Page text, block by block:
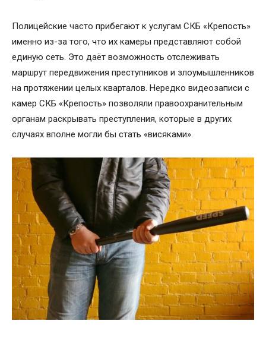
Полицейские часто прибегают к услугам СКБ «Крепость»
именно из-за того, что их камеры представляют собой
единую сеть. Это даёт возможность отслеживать
маршрут передвижения преступников и злоумышленников
на протяжении целых кварталов. Нередко видеозаписи с
камер СКБ «Крепость» позволяли правоохранительным
органам раскрывать преступления, которые в других
случаях вполне могли бы стать «висяками».